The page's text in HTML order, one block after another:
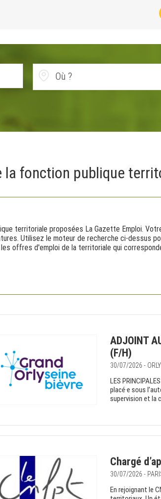
fonction publique
territoriale proposées La Gazette Emploi.
Utilisez le moteur de recherche ci-dessus
offres d'emploi de la territoriale qui
ADJOINT
(F/H)
30/07/2026 - ORLY
LES
placé·e sous
supervision et la
Chargé
30/07/2026 -
En rejoignant le